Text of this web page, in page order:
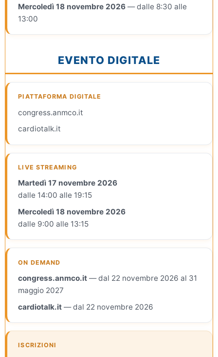
Mercoledì 18 novembre 2026 — dalle 8:30 alle
13:00
EVENTO DIGITALE
PIATTAFORMA DIGITALE
congress.anmco.it
cardiotalk.it
LIVE STREAMING
Martedì 17 novembre 2026
dalle 14:00 alle 19:15
Mercoledì 18 novembre 2026
dalle 9:00 alle 13:15
ON DEMAND
congress.anmco.it — dal 22 novembre 2026 al 31
maggio 2027
cardiotalk.it — dal 22 novembre 2026
ISCRIZIONI